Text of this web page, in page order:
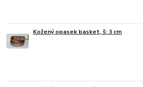
Kožený opasek basket, š: 3 cm